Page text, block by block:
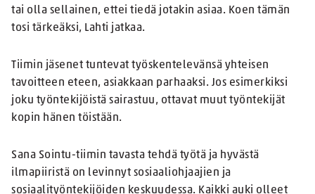
tai olla sellainen, ettei tiedä jotakin asiaa. Koen tämän
tosi tärkeäksi, Lahti jatkaa.
Tiimin jäsenet tuntevat työskentelevänsä yhteisen
tavoitteen eteen, asiakkaan parhaaksi. Jos esimerkiksi
joku työntekijöistä sairastuu, ottavat muut työntekijät
kopin hänen töistään.
Sana Sointu-tiimin tavasta tehdä työtä ja hyvästä
ilmapiiristä on levinnyt sosiaaliohjaajien ja
sosiaalityöntekijöiden keskuudessa. Kaikki auki olleet